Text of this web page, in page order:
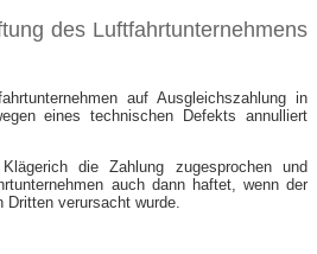
des Luftfahrtunternehmens
auf Ausgleichszahlung in
eines technischen Defekts annulliert
die Zahlung zugesprochen und
auch dann haftet, wenn der
verursacht wurde.